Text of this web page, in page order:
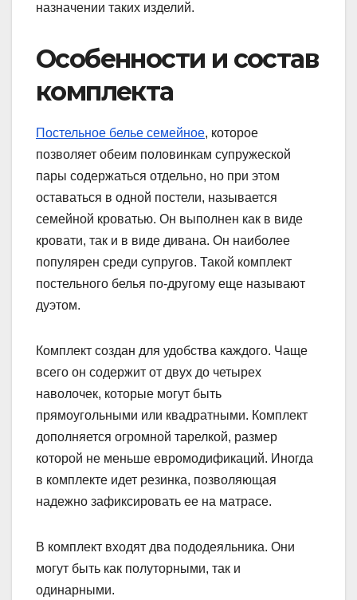
назначении таких изделий.
Особенности и состав
комплекта
Постельное белье семейное, которое
позволяет обеим половинкам супружеской
пары содержаться отдельно, но при этом
оставаться в одной постели, называется
семейной кроватью. Он выполнен как в виде
кровати, так и в виде дивана. Он наиболее
популярен среди супругов. Такой комплект
постельного белья по-другому еще называют
дуэтом.
Комплект создан для удобства каждого. Чаще
всего он содержит от двух до четырех
наволочек, которые могут быть
прямоугольными или квадратными. Комплект
дополняется огромной тарелкой, размер
которой не меньше евромодификаций. Иногда
в комплекте идет резинка, позволяющая
надежно зафиксировать ее на матрасе.
В комплект входят два пододеяльника. Они
могут быть как полуторными, так и
одинарными.